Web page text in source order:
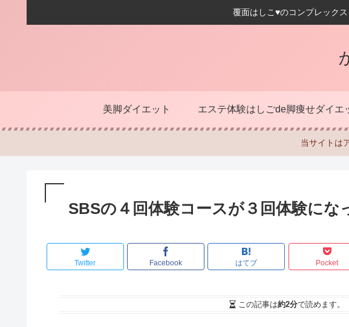
覆面はしこ♥のコンプレック
美脚ダイエット エステ体験はしごde脚痩せダイエ
当サイトは
SBSの４回体験コースが３回体験にな
Twitter Facebook はてブ Pocket
この記事は約2分で読めます。